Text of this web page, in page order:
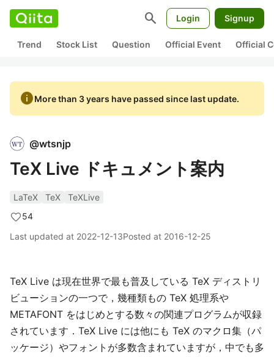
search Login Signup
Trend Stock List Question Official Event Official
infoMore than 3 years have passed since last update.
@wtsnjp
TeX Live ドキュメント案内
LaTeX TeX
TeXLive
54
Last updated at 2022-12-13Posted at 2016-12-25
TeX Live は現在世界で最も普及している TeX ディストリ
ビューションの一つで，幾種類もの TeX 処理系や
METAFONT をはじめとする数々の関連プログラムが収録
されています．TeX Live には他にも TeX のマクロ集（パ
ッケージ）やフォントが多数含まれていますが，中でも多